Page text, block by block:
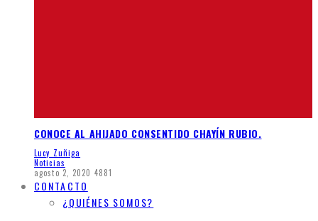
CONOCE AL AHIJADO CONSENTIDO CHAYÍN RUBIO.
Lucy Zuñiga
Noticias
agosto 2, 2020 4881
CONTACTO
¿QUIÉNES SOMOS?